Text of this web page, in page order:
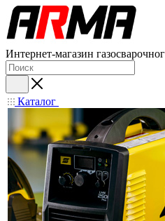
Интернет-магазин
Каталог